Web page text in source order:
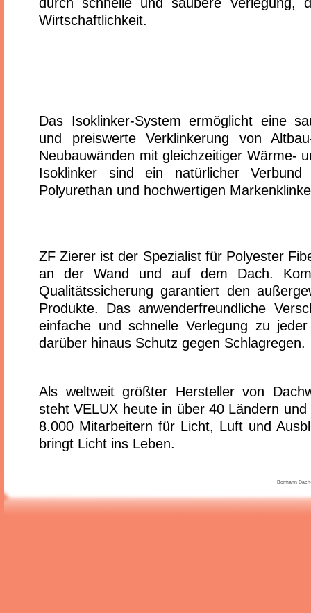
Wirtschaftlichkeit.
Das Isoklinker-System ermöglicht eine
und preiswerte Verklinkerung von
Neubauwänden mit gleichzeitiger Wärme-
Isoklinker sind ein natürlicher
Polyurethan und hochwertigen
ZF Zierer ist der Spezialist für Polyester
an der Wand und auf dem Dach.
Qualitätssicherung garantiert den
Produkte. Das anwenderfreundliche
einfache und schnelle Verlegung zu
darüber hinaus Schutz gegen Schlagregen.
Als weltweit größter Hersteller von
steht VELUX heute in über 40 Ländern
8.000 Mitarbeitern für Licht, Luft und
bringt Licht ins Leben.
Bormann